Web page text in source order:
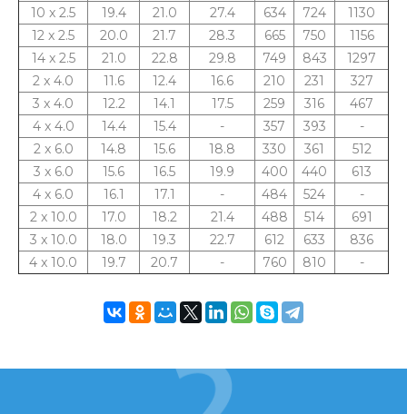
10 x 2.5
19.4 21.0 27.4 634 724
1130
12 x 2.5
20.0 21.7 28.3 665 750
1156
14 x 2.5
21.0 22.8 29.8 749 843
1297
2 x 4.0
11.6 12.4 16.6 210 231
327
3 x 4.0
12.2 14.1 17.5 259 316
467
4 x 4.0
14.4 15.4 - 357 393
-
2 x 6.0
14.8 15.6 18.8 330 361
512
3 x 6.0
15.6 16.5 19.9 400 440
613
4 x 6.0
16.1 17.1 - 484 524
-
2 x 10.0
17.0 18.2 21.4 488 514
691
3 x 10.0
18.0 19.3 22.7 612 633
836
4 x 10.0
19.7 20.7 - 760 810 -